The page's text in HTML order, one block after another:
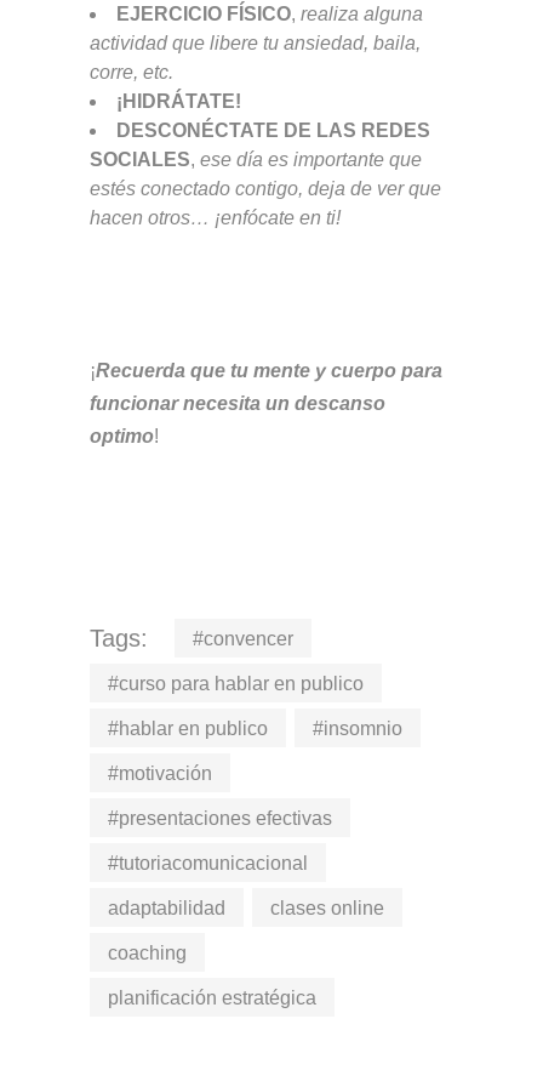
EJERCICIO FÍSICO, realiza alguna
actividad que libere tu ansiedad, baila,
corre, etc.
¡HIDRÁTATE!
DESCONÉCTATE DE LAS REDES
SOCIALES, ese día es importante que
estés conectado contigo, deja de ver que
hacen otros… ¡enfócate en ti!
¡Recuerda que tu mente y cuerpo para
funcionar necesita un descanso
optimo!
Tags: #convencer
#curso para hablar en publico
#hablar en publico #insomnio
#motivación
#presentaciones efectivas
#tutoriacomunicacional
adaptabilidad clases online
coaching
planificación estratégica